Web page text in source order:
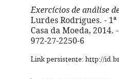
Exercícios de análise
Lurdes Rodrigues. -
Casa da Moeda, 2014.
972-27-2250-6
Link persistente: http://